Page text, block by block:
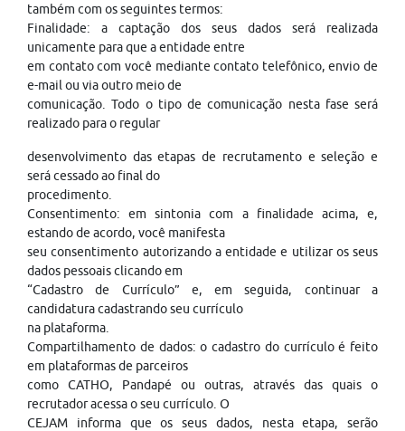
também com os seguintes termos:
Finalidade: a captação dos seus dados será realizada
unicamente para que a entidade entre
em contato com você mediante contato telefônico, envio de
e-mail ou via outro meio de
comunicação. Todo o tipo de comunicação nesta fase será
realizado para o regular
desenvolvimento das etapas de recrutamento e seleção e
será cessado ao final do
procedimento.
Consentimento: em sintonia com a finalidade acima, e,
estando de acordo, você manifesta
seu consentimento autorizando a entidade e utilizar os seus
dados pessoais clicando em
“Cadastro de Currículo” e, em seguida, continuar a
candidatura cadastrando seu currículo
na plataforma.
Compartilhamento de dados: o cadastro do currículo é feito
em plataformas de parceiros
como CATHO, Pandapé ou outras, através das quais o
recrutador acessa o seu currículo. O
CEJAM informa que os seus dados, nesta etapa, serão